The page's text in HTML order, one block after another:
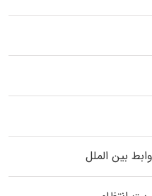
بین الملل